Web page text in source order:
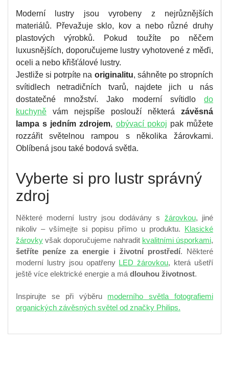
Moderní lustry jsou vyrobeny z nejrůznějších
materiálů. Převažuje sklo, kov a nebo různé druhy
plastových výrobků. Pokud toužíte po něčem
luxusnějších, doporučujeme lustry vyhotovené z měďi,
oceli a nebo křišťálové lustry.
Jestliže si potrpíte na originalitu, sáhněte po stropních
svítidlech netradičních tvarů, najdete jich u nás
dostatečné množství. Jako moderní svítidlo do
kuchyně vám nejspíše poslouží některá závěsná
lampa s jedním zdrojem, obývací pokoj pak můžete
rozzářit světelnou rampou s několika žárovkami.
Oblíbená jsou také bodová světla.
Vyberte si pro lustr správný
zdroj
Některé moderní lustry jsou dodávány s žárovkou, jiné
nikoliv – všímejte si popisu přímo u produktu. Klasické
žárovky však doporučujeme nahradit kvalitními úsporkami,
šetříte peníze za energie i životní prostředí. Některé
moderní lustry jsou opatřeny LED žárovkou, která ušetří
ještě více elektrické energie a má dlouhou životnost.
Inspirujte se při výběru moderního světla fotografiemi
organických závěsných světel od značky Philips.